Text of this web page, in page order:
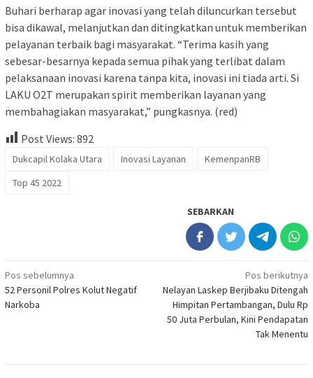
Buhari berharap agar inovasi yang telah diluncurkan tersebut
bisa dikawal, melanjutkan dan ditingkatkan untuk memberikan
pelayanan terbaik bagi masyarakat. “Terima kasih yang
sebesar-besarnya kepada semua pihak yang terlibat dalam
pelaksanaan inovasi karena tanpa kita, inovasi ini tiada arti. Si
LAKU O2T merupakan spirit memberikan layanan yang
membahagiakan masyarakat,” pungkasnya. (red)
Post Views: 892
Dukcapil Kolaka Utara Inovasi Layanan
KemenpanRB
Top 45 2022
SEBARKAN
Navigasi
pos
Pos sebelumnya
52 Personil Polres Kolut Negatif
Narkoba
Pos berikutnya
Nelayan Laskep Berjibaku Ditengah
Himpitan Pertambangan, Dulu Rp
50 Juta Perbulan, Kini Pendapatan
Tak Menentu